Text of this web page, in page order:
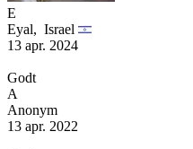
E
Eyal, Israel
13 apr. 2024
Godt
A
Anonym
13 apr. 2022